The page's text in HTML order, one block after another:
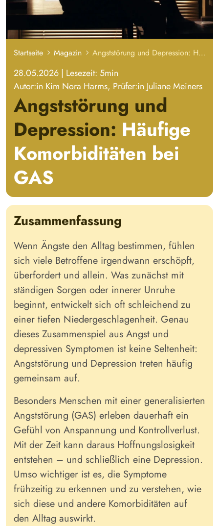
Startseite Magazin Angststörung und Depression: Häufige Komorbiditäten bei GAS
28.05.2026 | Lesezeit: 5min
Autor:in Kim Nora Harms, Prüfer:in Juliane Meiners
Angststörung und
Depression: Häufige
Komorbiditäten bei
GAS
Zusammenfassung
Wenn Ängste den Alltag bestimmen, fühlen
sich viele Betroffene irgendwann erschöpft,
überfordert und allein. Was zunächst mit
ständigen Sorgen oder innerer Unruhe
beginnt, entwickelt sich oft schleichend zu
einer tiefen Niedergeschlagenheit. Genau
dieses Zusammenspiel aus Angst und
depressiven Symptomen ist keine Seltenheit:
Angststörung und Depression treten häufig
gemeinsam auf.
Besonders Menschen mit einer generalisierten
Angststörung (GAS) erleben dauerhaft ein
Gefühl von Anspannung und Kontrollverlust.
Mit der Zeit kann daraus Hoffnungslosigkeit
entstehen – und schließlich eine Depression.
Umso wichtiger ist es, die Symptome
frühzeitig zu erkennen und zu verstehen, wie
sich diese und andere Komorbiditäten auf
den Alltag auswirkt.